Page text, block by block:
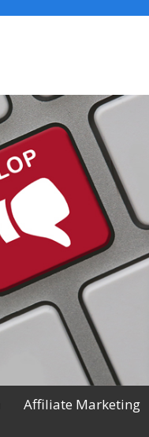
Affiliate Marketing